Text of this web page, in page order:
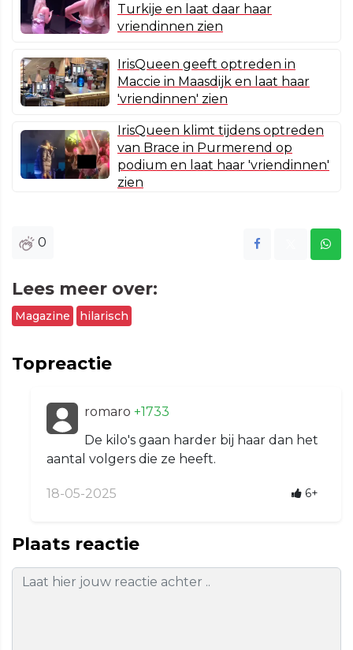
Turkije en laat daar haar
vriendinnen zien
IrisQueen geeft optreden in
Maccie in Maasdijk en laat haar
'vriendinnen' zien
IrisQueen klimt tijdens optreden
van Brace in Purmerend op
podium en laat haar 'vriendinnen'
zien
0
Lees meer over:
Magazine hilarisch
Topreactie
romaro +1733
De kilo's gaan harder bij haar dan het
aantal volgers die ze heeft.
18-05-2025 6+
Plaats reactie